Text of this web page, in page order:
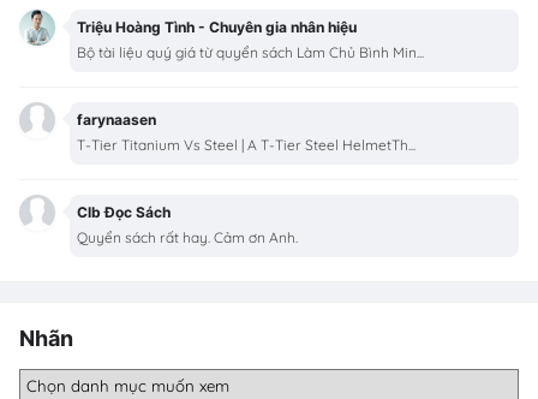
Triệu Hoàng Tình - Chuyên gia nhân hiệu
Bộ tài liệu quý giá từ quyển sách Làm Chủ Bình Min...
farynaasen
T-Tier Titanium Vs Steel | A T-Tier Steel HelmetTh...
Clb Đọc Sách
Quyển sách rất hay. Cảm ơn Anh.
Nhãn